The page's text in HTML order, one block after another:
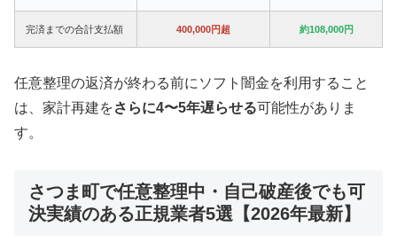
完済までの合計支払額 400,000円超 約108,000円
任意整理の返済が終わる前にソフト闇金を利用すること
は、家計再建をさらに4〜5年遅らせる可能性がありま
す。
さつま町で任意整理中・自己破産後でも可
決実績のある正規業者5選【2026年最新】